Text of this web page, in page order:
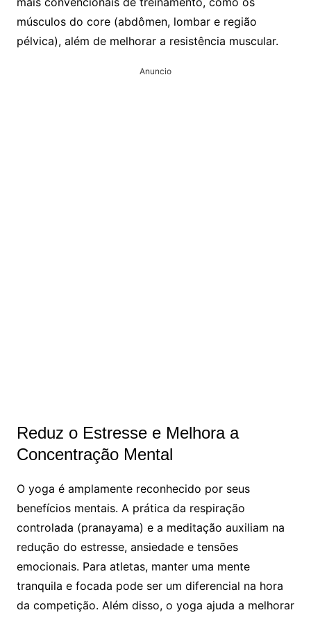
músculos do core (abdômen, lombar e região
pélvica), além de melhorar a resistência muscular.
Anuncio
Reduz o Estresse e Melhora a
Concentração Mental
O yoga é amplamente reconhecido por seus
benefícios mentais. A prática da respiração
controlada (pranayama) e a meditação auxiliam na
redução do estresse, ansiedade e tensões
emocionais. Para atletas, manter uma mente
tranquila e focada pode ser um diferencial na hora
da competição. Além disso, o yoga ajuda a melhorar